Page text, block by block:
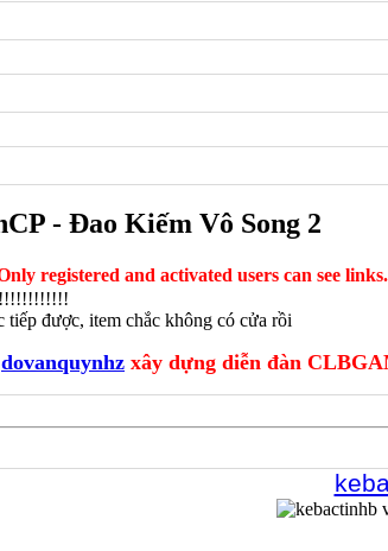
- Đao Kiếm Vô Song 2
registered and activated users can see links.
được, item chắc không có cửa rồi
dovanquynhz xây dựng diễn đàn